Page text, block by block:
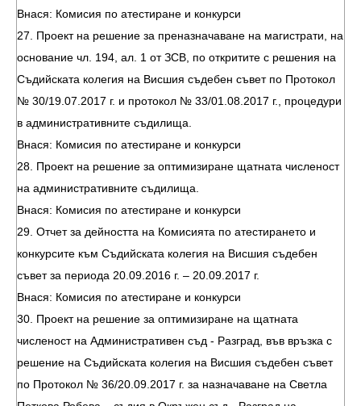
Внася: Комисия по атестиране и конкурси
27. Проект на решение за преназначаване на магистрати, на
основание чл. 194, ал. 1 от ЗСВ, по откритите с решения на
Съдийската колегия на Висшия съдебен съвет по Протокол
№ 30/19.07.2017 г. и протокол № 33/01.08.2017 г., процедури
в административните съдилища.
Внася: Комисия по атестиране и конкурси
28. Проект на решение за оптимизиране щатната численост
на административните съдилища.
Внася: Комисия по атестиране и конкурси
29. Отчет за дейността на Комисията по атестирането и
конкурсите към Съдийската колегия на Висшия съдебен
съвет за периода 20.09.2016 г. – 20.09.2017 г.
Внася: Комисия по атестиране и конкурси
30. Проект на решение за оптимизиране на щатната
численост на Административен съд - Разград, във връзка с
решение на Съдийската колегия на Висшия съдебен съвет
по Протокол № 36/20.09.2017 г. за назначаване на Светла